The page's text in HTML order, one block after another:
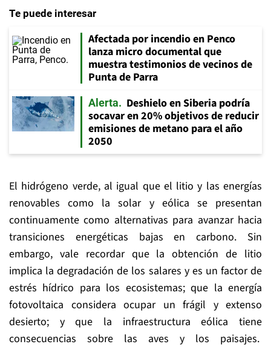
Te puede interesar
Afectada por incendio en Penco
lanza micro documental que
muestra testimonios de vecinos de
Punta de Parra
Alerta
Deshielo en Siberia podría
socavar en 20% objetivos de reducir
emisiones de metano para el año
2050
El hidrógeno verde, al igual que el litio y las energías
renovables como la solar y eólica se presentan
continuamente como alternativas para avanzar hacia
transiciones energéticas bajas en carbono. Sin
embargo, vale recordar que la obtención de litio
implica la degradación de los salares y es un factor de
estrés hídrico para los ecosistemas; que la energía
fotovoltaica considera ocupar un frágil y extenso
desierto; y que la infraestructura eólica tiene
consecuencias sobre las aves y los paisajes.